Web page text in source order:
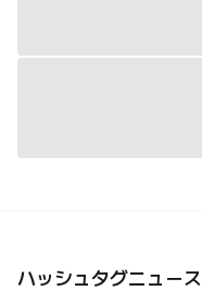
ハッシュタグニュース